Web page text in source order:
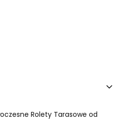
Rolety Tarasowe od